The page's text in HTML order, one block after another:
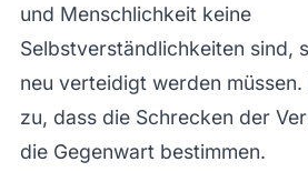
und Menschlichkeit keine
Selbstverständlichkeiten sind,
neu verteidigt werden
zu, dass die Schrecken der
die Gegenwart bestimmen.